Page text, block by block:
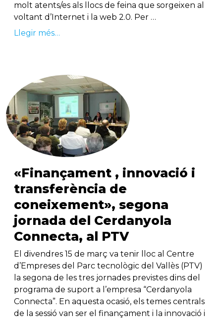
molt atents/es als llocs de feina que sorgeixen al
voltant d’Internet i la web 2.0. Per …
Llegir més…
«Finançament , innovació i
transferència de
coneixement», segona
jornada del Cerdanyola
Connecta, al PTV
El divendres 15 de març va tenir lloc al Centre
d’Empreses del Parc tecnològic del Vallès (PTV)
la segona de les tres jornades previstes dins del
programa de suport a l’empresa “Cerdanyola
Connecta”. En aquesta ocasió, els temes centrals
de la sessió van ser el finançament i la innovació i